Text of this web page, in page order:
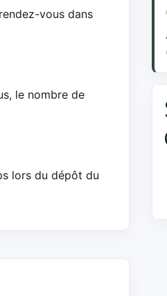
vous dans
le nombre de
lors du dépôt du